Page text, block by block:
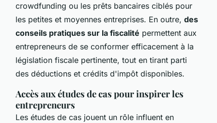
crowdfunding ou les prêts bancaires ciblés pour
les petites et moyennes entreprises. En outre, des
conseils pratiques sur la fiscalité permettent aux
entrepreneurs de se conformer efficacement à la
législation fiscale pertinente, tout en tirant parti
des déductions et crédits d'impôt disponibles.
Accès aux études de cas pour inspirer les
entrepreneurs
Les études de cas jouent un rôle influent en